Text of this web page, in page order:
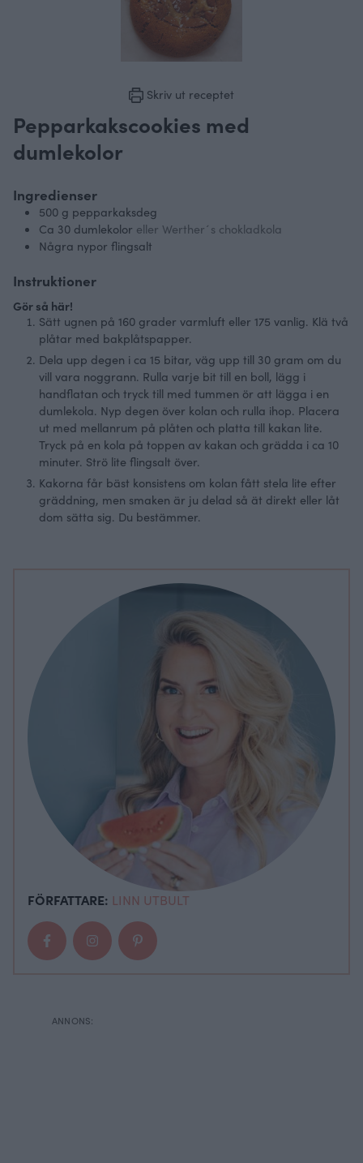
Skriv ut receptet
Pepparkakscookies med
dumlekolor
Ingredienser
500 g pepparkaksdeg
Ca 30 dumlekolor eller Werther´s chokladkola
Några nypor flingsalt
Instruktioner
Gör så här!
Sätt ugnen på 160 grader varmluft eller 175 vanlig. Klä två
plåtar med bakplåtspapper.
Dela upp degen i ca 15 bitar, väg upp till 30 gram om du
vill vara noggrann. Rulla varje bit till en boll, lägg i
handflatan och tryck till med tummen ör att lägga i en
dumlekola. Nyp degen över kolan och rulla ihop. Placera
ut med mellanrum på plåten och platta till kakan lite.
Tryck på en kola på toppen av kakan och grädda i ca 10
minuter. Strö lite flingsalt över.
Kakorna får bäst konsistens om kolan fått stela lite efter
gräddning, men smaken är ju delad så ät direkt eller låt
dom sätta sig. Du bestämmer.
FÖRFATTARE: LINN UTBULT